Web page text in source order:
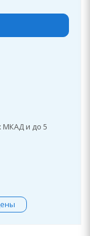
МКАД и до 5